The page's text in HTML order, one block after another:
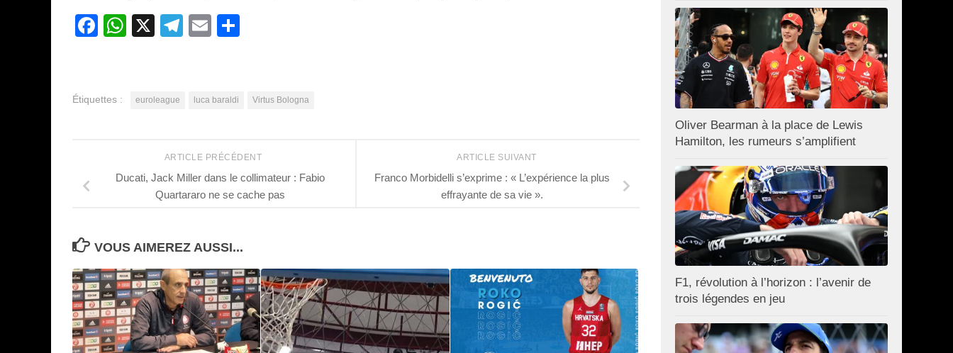
Facebook
WhatsApp
X Telegram
Email
Étiquettes : euroleague luca baraldi Virtus Bologna
ARTICLE SUIVANT
Franco Morbidelli s’exprime : « L’expérience la plus
effrayante de sa vie ».
ARTICLE PRÉCÉDENT
Ducati, Jack Miller dans le collimateur : Fabio
Quartararo ne se cache pas
VOUS AIMEREZ AUSSI...
Oliver Bearman à la place de Lewis
Hamilton, les rumeurs s’amplifient
F1, révolution à l’horizon : l’avenir de
trois légendes en jeu